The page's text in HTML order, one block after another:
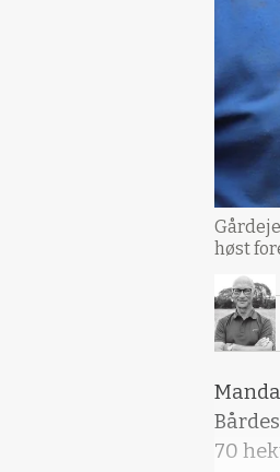
høst
70